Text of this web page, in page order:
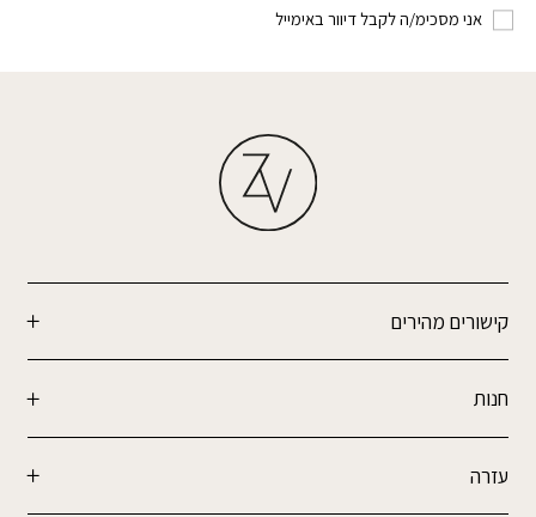
אני מסכימ/ה לקבל דיוור באימייל
קישורים מהירים
חנות
עזרה